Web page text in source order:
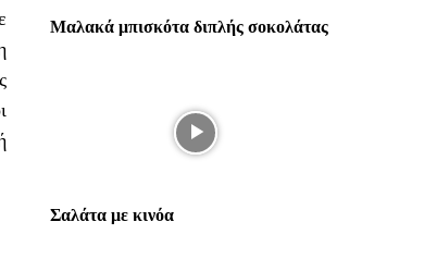
Μαλακά μπισκότα διπλής σοκολάτας
Σαλάτα με κινόα